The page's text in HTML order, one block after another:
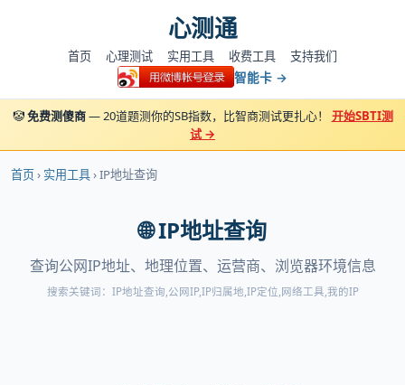
心测通
首页 心理测试 实用工具 收费工具 支持我们
智能卡 →
🤡免费测傻商— 20道题测你的SB指数，比智商测试更扎心！ 开始SBTI测
试 →
首页› 实用工具› IP地址查询
🌐 IP地址查询
查询公网IP地址、地理位置、运营商、浏览器环境信息
搜索关键词：IP地址查询,公网IP,IP归属地,IP定位,网络工具,我的IP